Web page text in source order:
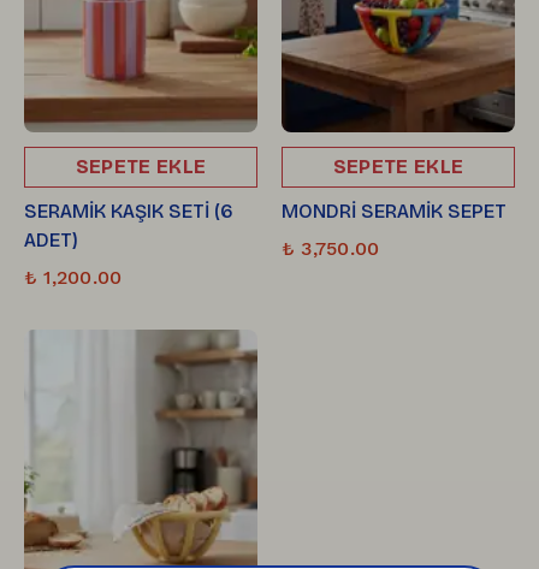
SEPETE EKLE
SERAMİK KAŞIK SETİ (6
ADET)
₺ 1,200.00
SEPETE EKLE
MONDRİ SERAMİK SEPET
₺ 3,750.00